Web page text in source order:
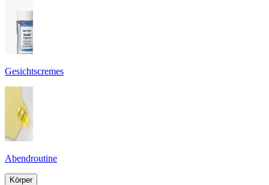
Gesichtscremes
Abendroutine
Körper